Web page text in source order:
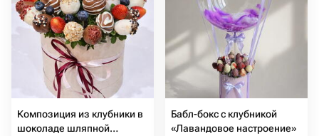
Композиция из клубники в
шоколаде шляпной
Бабл-бокс с клубникой
«Лавандовое настроение»